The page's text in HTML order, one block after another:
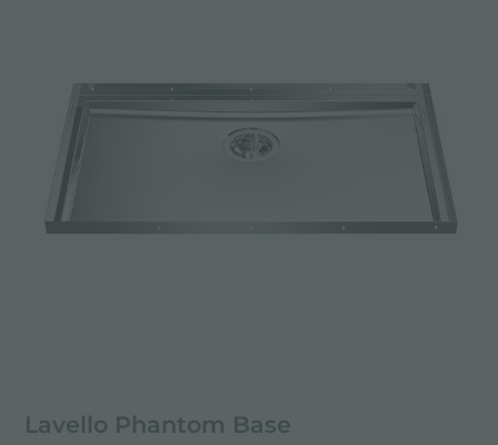
Lavello Phantom Base